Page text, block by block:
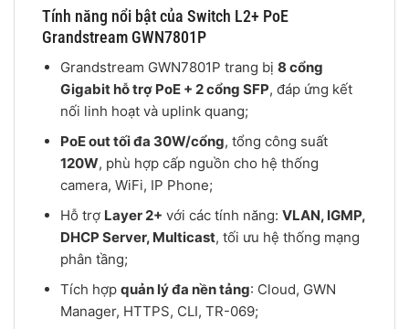
Tính năng nổi bật của Switch L2+ PoE
Grandstream GWN7801P
Grandstream GWN7801P trang bị 8 cổng
Gigabit hỗ trợ PoE + 2 cổng SFP, đáp ứng kết
nối linh hoạt và uplink quang;
PoE out tối đa 30W/cổng, tổng công suất
120W, phù hợp cấp nguồn cho hệ thống
camera, WiFi, IP Phone;
Hỗ trợ Layer 2+ với các tính năng: VLAN, IGMP,
DHCP Server, Multicast, tối ưu hệ thống mạng
phân tầng;
Tích hợp quản lý đa nền tảng: Cloud, GWN
Manager, HTTPS, CLI, TR-069;